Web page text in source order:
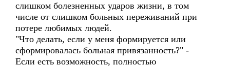
слишком болезненных ударов жизни, в том
числе от слишком больных переживаний при
потере любимых людей.
"Что делать, если у меня формируется или
сформировалась больная привязанность?" -
Если есть возможность, полностью